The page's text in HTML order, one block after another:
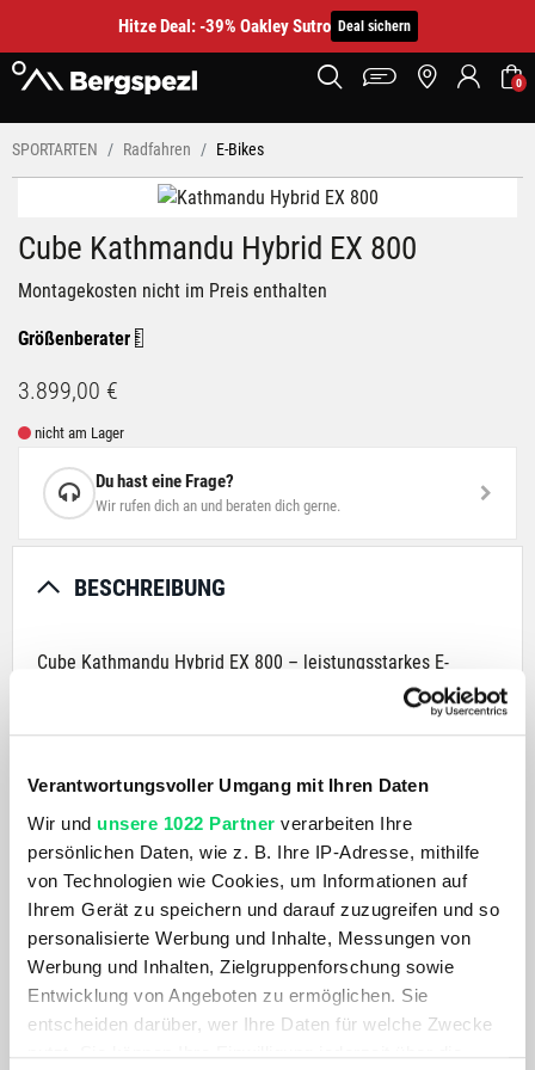
Verantwortungsvoller Umgang mit Ihren Daten
Wir und unsere 1022 Partner verarbeiten Ihre
persönlichen Daten, wie z. B. Ihre IP-Adresse, mithilfe
von Technologien wie Cookies, um Informationen auf
Ihrem Gerät zu speichern und darauf zuzugreifen und so
personalisierte Werbung und Inhalte, Messungen von
Werbung und Inhalten, Zielgruppenforschung sowie
Entwicklung von Angeboten zu ermöglichen. Sie
entscheiden darüber, wer Ihre Daten für welche Zwecke
Hitze Deal: -39% Oakley Sutro Deal sichern
0
SPORTARTEN Radfahren E-Bikes
Cube Kathmandu Hybrid EX 800
Montagekosten nicht im Preis enthalten
Größenberater
3.899,00 €
nicht am Lager
Du hast eine Frage?
Wir rufen dich an und beraten dich gerne.
BESCHREIBUNG
Cube Kathmandu Hybrid EX 800 – leistungsstarkes E-
für alle, die Komfort, Zuverlässigkeit und Reichweite
Motor mit 250 Watt und einem 800-Wh-Akku meisterst du
lange Strecken und steile Anstiege mühelos. Die 28-Zoll-
Laufräder sorgen für Laufruhe und Fahrkomfort, egal ob du
auf Asphalt, Schotter oder unbefestigten Wegen unterwegs
bist. Mit einer maximalen Belastbarkeit von 160 kg eignet
sich dieses Modell auch für längere Reisen mit Gepäck.
Die präzise 11-Gang-Kettenschaltung garantiert effiziente